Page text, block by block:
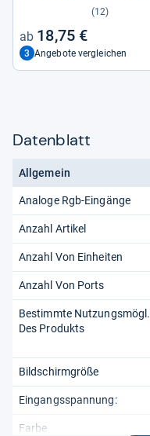
(12)
18,75 €
3 Angebote vergleichen
Datenblatt
Allgemein
Analoge Rgb-Eingänge
Anzahl Artikel
Anzahl Von Einheiten
Anzahl Von Ports
Bestimmte Nutzungsmögl.
Des Produkts
Bildschirmgröße
Eingangsspannung:
Farbe